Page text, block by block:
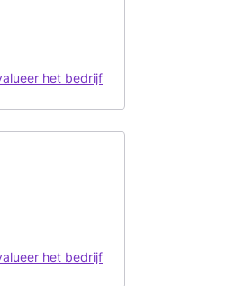
het bedrijf
het bedrijf